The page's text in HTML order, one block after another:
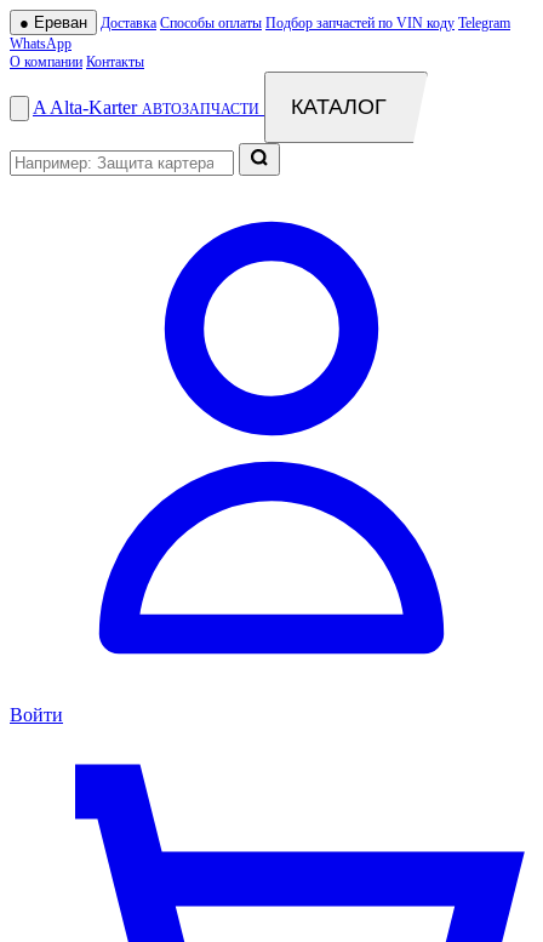
● Ереван Доставка Способы оплаты Подбор запчастей по VIN коду Telegram
WhatsApp
О компании Контакты
A Alta-Karter АВТОЗАПЧАСТИ КАТАЛОГ
Войти